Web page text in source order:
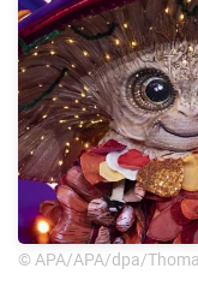
© APA/APA/dpa/